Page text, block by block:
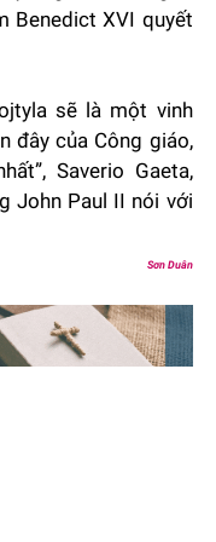
Benedict XVI quyết
sẽ là một vinh
đây của Công giáo,
Saverio Gaeta,
John Paul II nói với
Sơn Duân